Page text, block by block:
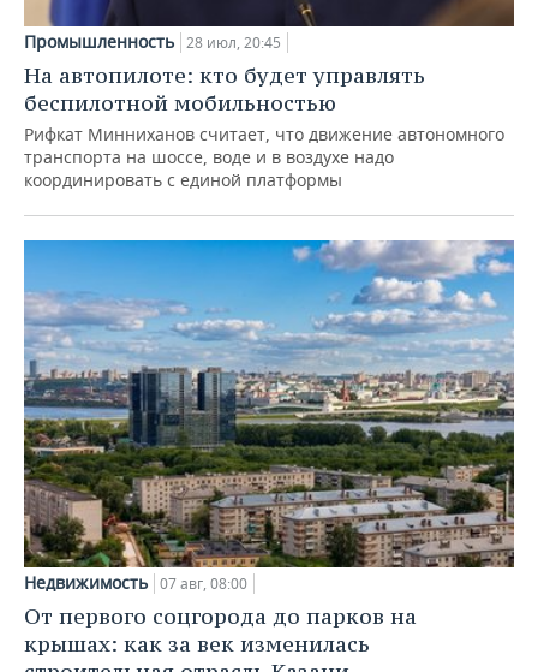
Промышленность 28 июл, 20:45
На автопилоте: кто будет управлять
беспилотной мобильностью
Рифкат Минниханов считает, что движение автономного
транспорта на шоссе, воде и в воздухе надо
координировать с единой платформы
Недвижимость 07 авг, 08:00
От первого соцгорода до парков на
крышах: как за век изменилась